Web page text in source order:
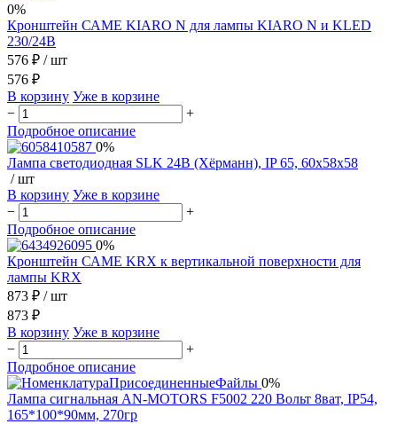
0%
Кронштейн САМЕ KIARO N для лампы KIARO N и KLED
230/24В
576 ₽ / шт
576 ₽
В корзину Уже в корзине
−
+
Подробное описание
0%
Лампа светодиодная SLK 24В (Хёрманн), IP 65, 60х58х58
/ шт
В корзину Уже в корзине
−
+
Подробное описание
0%
Кронштейн САМЕ KRX к вертикальной поверхности для
лампы KRX
873 ₽ / шт
873 ₽
В корзину Уже в корзине
−
+
Подробное описание
0%
Лампа сигнальная AN-MOTORS F5002 220 Вольт 8ват, IP54,
165*100*90мм, 270гр